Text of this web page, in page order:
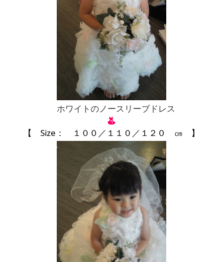
ホワイトのノースリーブドレス
【 Size： １００／１１０／１２０ ㎝ 】